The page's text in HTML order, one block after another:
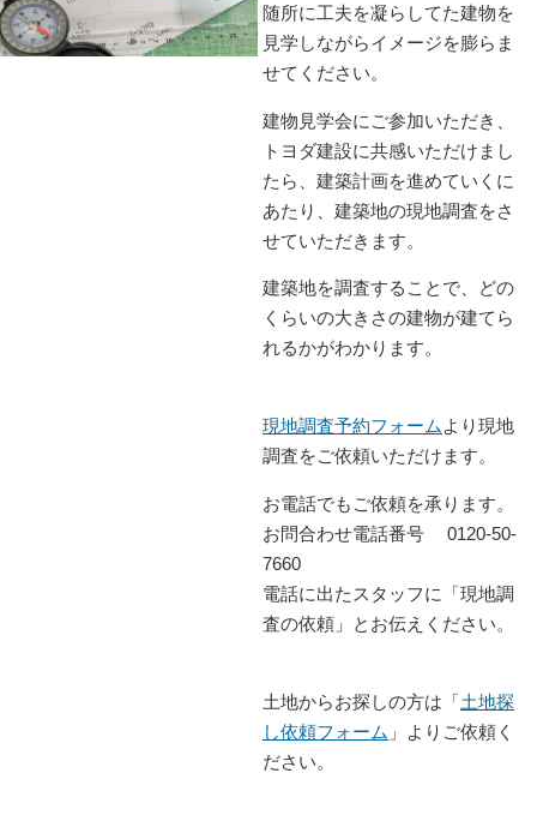
随所に工夫を凝らしてた建物を
見学しながらイメージを膨らま
せてください。
建物見学会にご参加いただき、
トヨダ建設に共感いただけまし
たら、建築計画を進めていくに
あたり、建築地の現地調査をさ
せていただきます。
建築地を調査することで、どの
くらいの大きさの建物が建てら
れるかがわかります。
現地調査予約フォームより現地
調査をご依頼いただけます。
お電話でもご依頼を承ります。
お問合わせ電話番号0120-50-
7660
電話に出たスタッフに「現地調
査の依頼」とお伝えください。
土地からお探しの方は「 土地探
し依頼フォーム 」よりご依頼く
ださい。